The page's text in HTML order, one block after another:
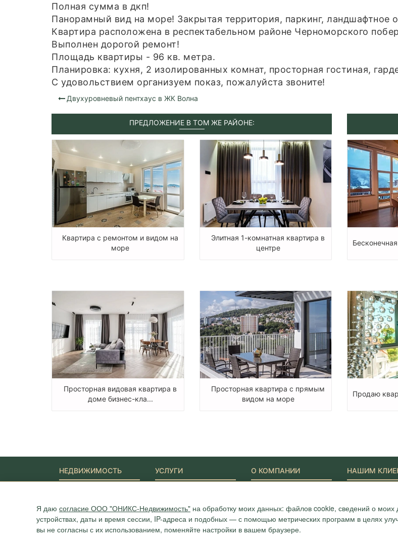
Полная сумма в дкп!
Панорамный вид на море! Закрытая территория, паркинг, ландшафтное
Квартира расположена в респектабельном районе Черноморского
Выполнен дорогой ремонт!
Площадь квартиры - 96 кв. метра.
Планировка: кухня, 2 изолированных комнат, просторная гостиная,
С удовольствием организуем показ, пожалуйста звоните!
Двухуровневый пентхаус в ЖК Волна
ПРЕДЛОЖЕНИЕ В ТОМ ЖЕ РАЙОНЕ:
Квартира с ремонтом и видом на
море
Элитная 1-комнатная квартира в
центре
Просторная видовая квартира в
доме бизнес-кла...
Просторная квартира с прямым
видом на море
Продаю
Я даю согласие ООО "ОНИКС-Недвижимость" на обработку моих данных: файлов cookie, сведений о
устройствах, даты и время сессии, IP-адреса и подобных — с помощью метрических программ в целях
вы не согласны с их использованием, поменяйте настройки в вашем браузере.
НЕДВИЖИМОСТЬ
Дома
Коммерция
УСЛУГИ О КОМПАНИИ
ONYX-VIP
Сотрудники
Награды и сертификаты
Вакансии
НАШИМ
Полезные статьи
Карта
Вопрос-ответ